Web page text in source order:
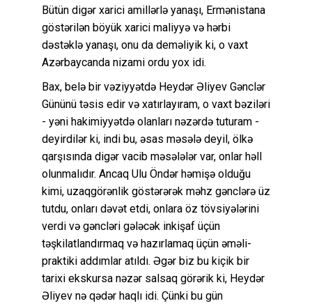
Bütün digər xarici amillərlə yanaşı, Ermənistana
göstərilən böyük xarici maliyyə və hərbi
dəstəklə yanaşı, onu da deməliyik ki, o vaxt
Azərbaycanda nizami ordu yox idi.
Bax, belə bir vəziyyətdə Heydər Əliyev Gənclər
Gününü təsis edir və xatırlayıram, o vaxt bəziləri
- yəni hakimiyyətdə olanları nəzərdə tuturam -
deyirdilər ki, indi bu, əsas məsələ deyil, ölkə
qarşısında digər vacib məsələlər var, onlar həll
olunmalıdır. Ancaq Ulu Öndər həmişə olduğu
kimi, uzaqgörənlik göstərərək məhz gənclərə üz
tutdu, onları dəvət etdi, onlara öz tövsiyələrini
verdi və gəncləri gələcək inkişaf üçün
təşkilatlandırmaq və hazırlamaq üçün əməli-
praktiki addımlar atıldı. Əgər biz bu kiçik bir
tarixi ekskursa nəzər salsaq görərik ki, Heydər
Əliyev nə qədər haqlı idi. Çünki bu gün